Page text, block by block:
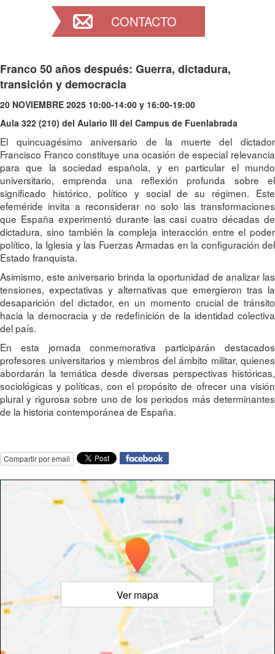
CONTACTO
Franco 50 años después: Guerra, dictadura,
transición y democracia
20 NOVIEMBRE 2025 10:00-14:00 y 16:00-19:00
Aula 322 (210) del Aulario III del Campus de Fuenlabrada
El quincuagésimo aniversario de la muerte del dictador
Francisco Franco constituye una ocasión de especial relevancia
para que la sociedad española, y en particular el mundo
universitario, emprenda una reflexión profunda sobre el
significado histórico, político y social de su régimen. Este
efeméride invita a reconsiderar no solo las transformaciones
que España experimentó durante las casi cuatro décadas de
dictadura, sino también la compleja interacción entre el poder
político, la Iglesia y las Fuerzas Armadas en la configuración del
Estado franquista.
Asimismo, este aniversario brinda la oportunidad de analizar las
tensiones, expectativas y alternativas que emergieron tras la
desaparición del dictador, en un momento crucial de tránsito
hacia la democracia y de redefinición de la identidad colectiva
del país.
En esta jornada conmemorativa participarán destacados
profesores universitarios y miembros del ámbito militar, quienes
abordarán la temática desde diversas perspectivas históricas,
sociológicas y políticas, con el propósito de ofrecer una visión
plural y rigurosa sobre uno de los periodos más determinantes
de la historia contemporánea de España.
Compartir por email
Ver mapa